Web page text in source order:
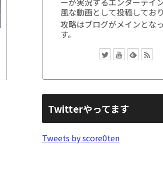
風な動画として投稿しており
攻略はブログがメインとな
す。
Twitterやってます
Tweets by score0ten